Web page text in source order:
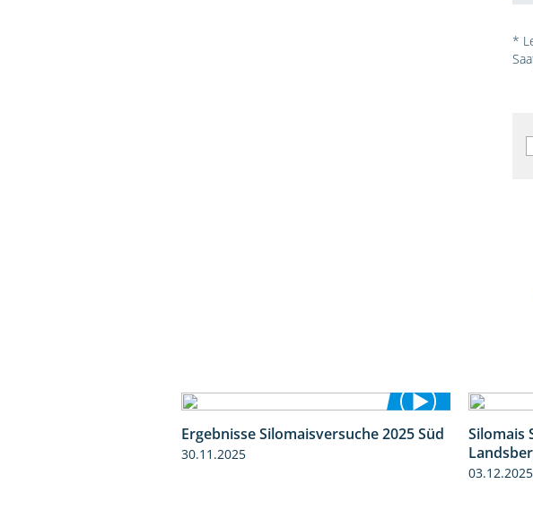
*
5:36
Ergebnisse Silomaisversuche 2025 Süd
30.11.2025
Silomais
03.12.2025